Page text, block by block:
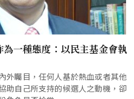
為一種態度：以民主基金會執
外矚目，任何人基於熱血或者其他
助自己所支持的候選人之動機，卻